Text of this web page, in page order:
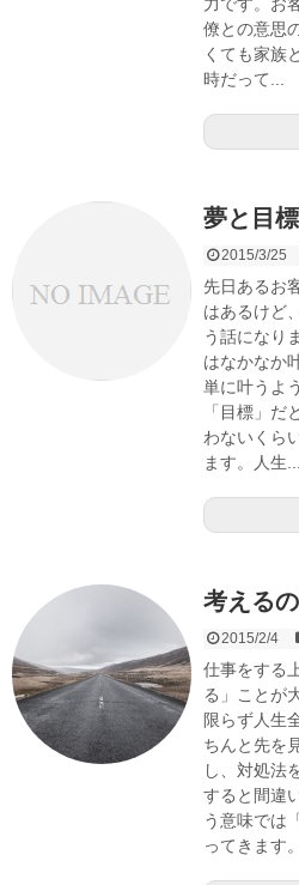
僚との意思
くても家族
時だって...
夢と目標
2015/3/25
先日あるお
はあるけど
う話になり
はなかなか
単に叶うよ
「目標」だ
わないくら
ます。人生...
考えるの
2015/2/4
仕事をする
る」ことが
限らず人生
ちんと先を
し、対処法
すると間違
う意味では
ってきます。